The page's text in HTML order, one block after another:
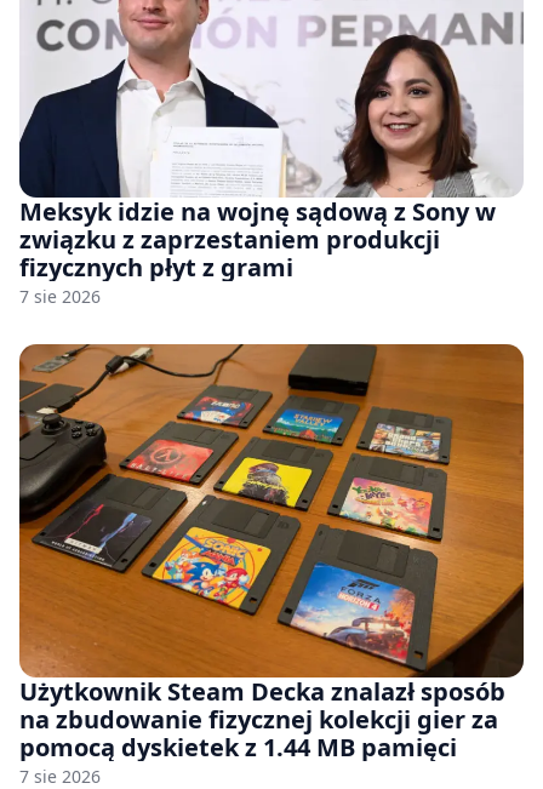
Meksyk idzie na wojnę sądową z Sony w
związku z zaprzestaniem produkcji
fizycznych płyt z grami
7 sie 2026
Użytkownik Steam Decka znalazł sposób
na zbudowanie fizycznej kolekcji gier za
pomocą dyskietek z 1.44 MB pamięci
7 sie 2026